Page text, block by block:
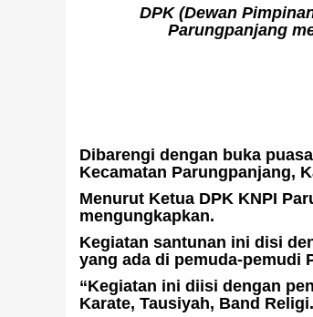
DPK (Dewan
Parungpanjang
Dibarengi dengan buka
Kecamatan Parungpanjang,
Menurut Ketua DPK KNPI
mengungkapkan.
Kegiatan santunan ini disi
yang ada di pemuda-pemudi
“Kegiatan ini diisi dengan
Karate, Tausiyah, Band Religi.